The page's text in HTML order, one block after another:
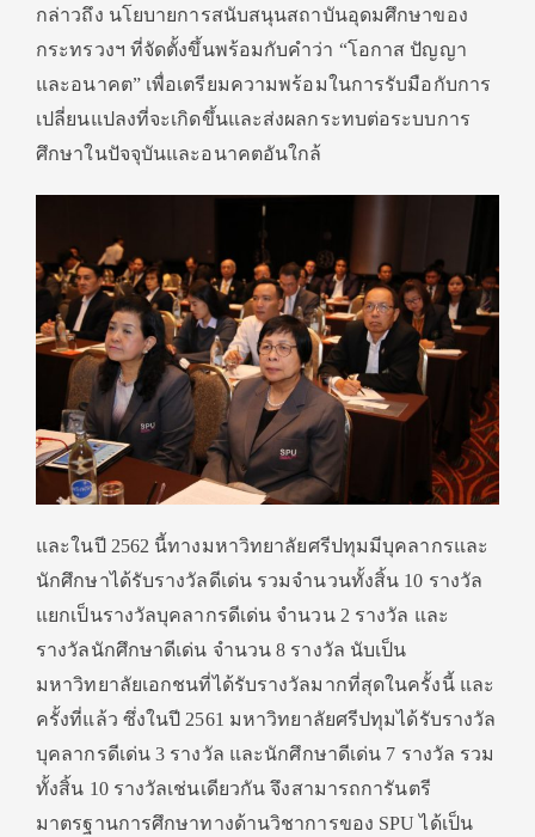
กล่าวถึง นโยบายการสนับสนุนสถาบันอุดมศึกษาของ
กระทรวงฯ ที่จัดตั้งขึ้นพร้อมกับคำว่า “โอกาส ปัญญา
และอนาคต” เพื่อเตรียมความพร้อมในการรับมือกับการ
เปลี่ยนแปลงที่จะเกิดขึ้นและส่งผลกระทบต่อระบบการ
ศึกษาในปัจจุบันและอนาคตอันใกล้
และในปี 2562 นี้ทางมหาวิทยาลัยศรีปทุมมีบุคลากรและ
นักศึกษาได้รับรางวัลดีเด่น รวมจำนวนทั้งสิ้น 10 รางวัล
แยกเป็นรางวัลบุคลากรดีเด่น จำนวน 2 รางวัล และ
รางวัลนักศึกษาดีเด่น จำนวน 8 รางวัล นับเป็น
มหาวิทยาลัยเอกชนที่ได้รับรางวัลมากที่สุดในครั้งนี้ และ
ครั้งที่แล้ว ซึ่งในปี 2561 มหาวิทยาลัยศรีปทุมได้รับรางวัล
บุคลากรดีเด่น 3 รางวัล และนักศึกษาดีเด่น 7 รางวัล รวม
ทั้งสิ้น 10 รางวัลเช่นเดียวกัน จึงสามารถการันตรี
มาตรฐานการศึกษาทางด้านวิชาการของ SPU ได้เป็น